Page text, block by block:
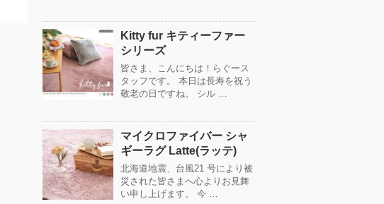
Kitty fur キティーファー
シリーズ
皆さま、こんにちは！らぐース
タッフです。 本日は長寿を祝う
敬老の日ですね。 シル …
マイクロファイバー シャ
ギーラグ Latte(ラッテ)
北海道地震、台風21 号により被
災された皆さまへ心よりお見舞
い申し上げます。 今 …